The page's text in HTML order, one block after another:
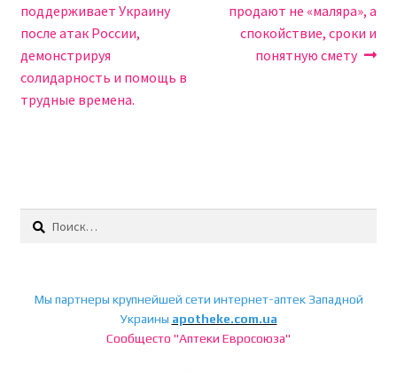
записям
поддерживает Украину
после атак России,
демонстрируя
солидарность и помощь в
трудные времена.
продают не «маляра», а
спокойствие, сроки и
понятную смету
Найти:
Мы партнеры крупнейшей сети интернет-аптек Западной
Украины apotheke.com.ua
Сообщесто "Аптеки Евросоюза"